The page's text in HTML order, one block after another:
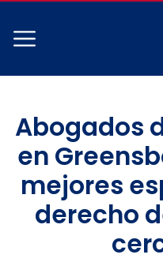
Abogados
en
mejores
derecho